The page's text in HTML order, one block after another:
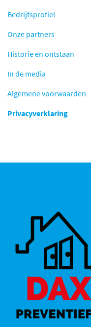
Bedrijfsprofiel
Onze partners
Historie en ontstaan
In de media
Algemene voorwaarden
Privacyverklaring